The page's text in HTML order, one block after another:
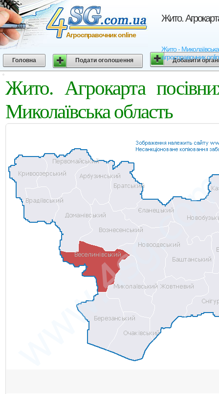
Жито.
Жито - Миколаївська
агросправочник
Агросправочник online
Головна Подати оголошення Добавити
Жито. Агрокарта
Миколаївська область